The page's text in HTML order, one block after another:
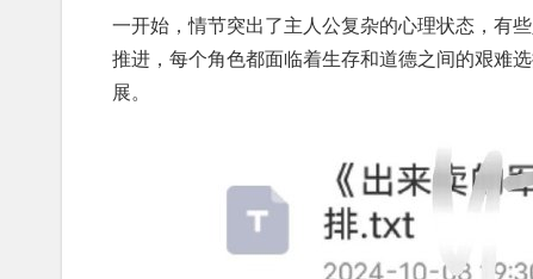
一开始，情节突出了主人公复杂的心理状态，有
推进，每个角色都面临着生存和道德之间的艰难
展。